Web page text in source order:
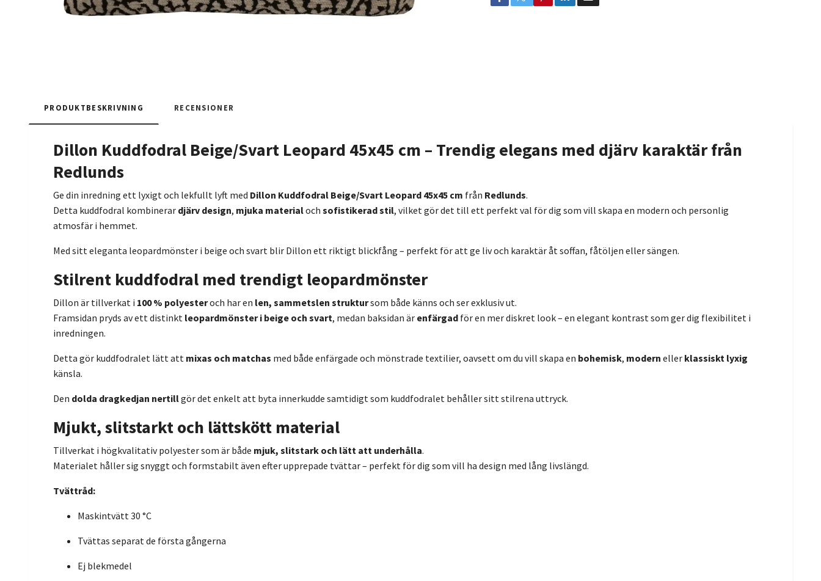
PRODUKTBESKRIVNING RECENSIONER
Dillon Kuddfodral Beige/Svart Leopard 45x45 cm – Trendig elegans med djärv karaktär från
Redlunds
Ge din inredning ett lyxigt och lekfullt lyft med Dillon Kuddfodral Beige/Svart Leopard 45x45 cm från Redlunds.
Detta kuddfodral kombinerar djärv design, mjuka materialoch sofistikerad stil, vilket gör det till ett perfekt val för dig som vill skapa en modern och personlig
atmosfär i hemmet.
Med sitt eleganta leopardmönster i beige och svart blir Dillon ett riktigt blickfång – perfekt för att ge liv och karaktär åt soffan, fåtöljen eller sängen.
Stilrent kuddfodral med trendigt leopardmönster
Dillon är tillverkat i 100 % polyesteroch har en len, sammetslen struktursom både känns och ser exklusiv ut.
Framsidan pryds av ett distinkt leopardmönster i beige och svart, medan baksidan är enfärgad för en mer diskret look – en elegant kontrast som ger dig flexibilitet i
inredningen.
Detta gör kuddfodralet lätt att mixas och matchas med både enfärgade och mönstrade textilier, oavsett om du vill skapa en bohemisk, modern eller klassiskt lyxig
känsla.
Den dolda dragkedjan nertillgör det enkelt att byta innerkudde samtidigt som kuddfodralet behåller sitt stilrena uttryck.
Mjukt, slitstarkt och lättskött material
Tillverkat i högkvalitativ polyester som är både mjuk, slitstark och lätt att underhålla.
Materialet håller sig snyggt och formstabilt även efter upprepade tvättar – perfekt för dig som vill ha design med lång livslängd.
Tvättråd:
Maskintvätt 30 °C
Tvättas separat de första gångerna
Ej blekmedel